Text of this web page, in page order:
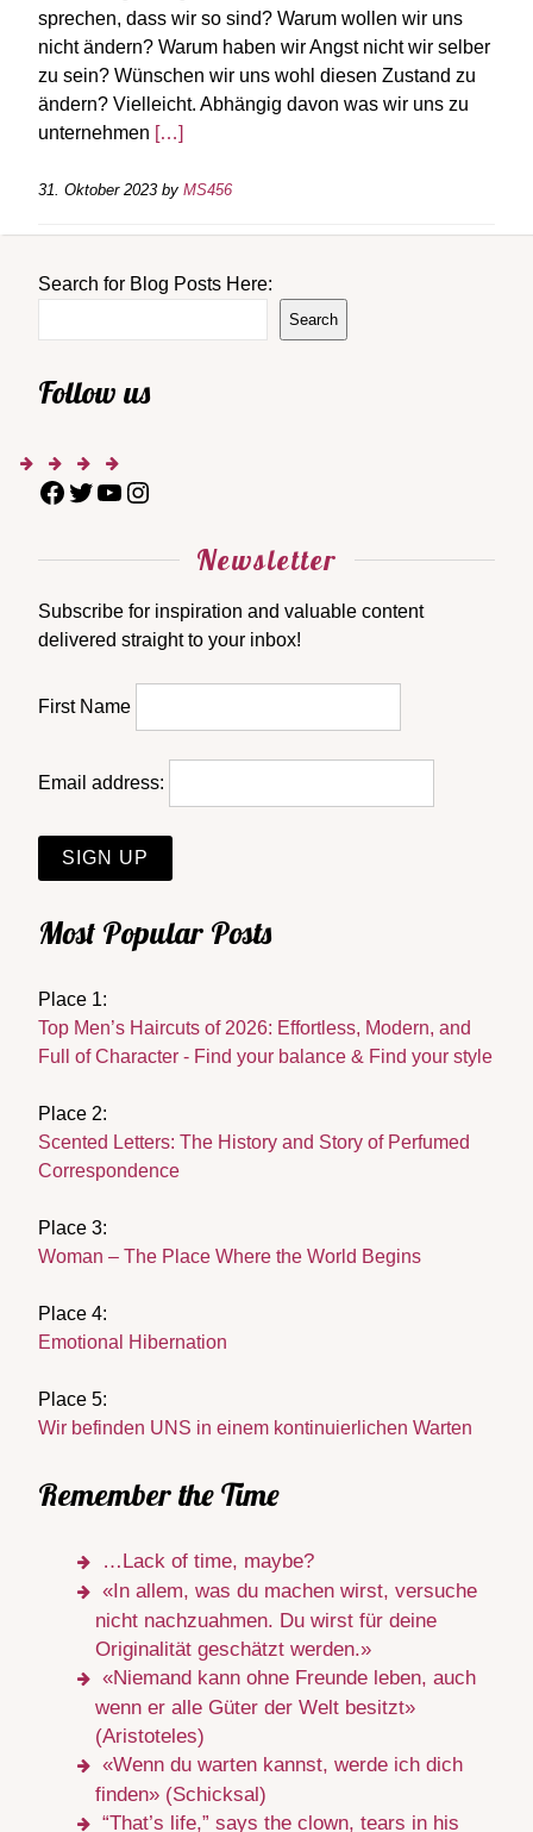
sprechen, dass wir so sind? Warum wollen wir uns
nicht ändern? Warum haben wir Angst nicht wir selber
zu sein? Wünschen wir uns wohl diesen Zustand zu
ändern? Vielleicht. Abhängig davon was wir uns zu
unternehmen […]
31. Oktober 2023 by MS456
Search for Blog Posts Here:
Search
Follow us
Newsletter
Subscribe for inspiration and valuable content
delivered straight to your inbox!
First Name
Email address:
Most Popular Posts
Place 1:
Top Men’s Haircuts of 2026: Effortless, Modern, and
Full of Character - Find your balance & Find your style
Place 2:
Scented Letters: The History and Story of Perfumed
Correspondence
Place 3:
Woman – The Place Where the World Begins
Place 4:
Emotional Hibernation
Place 5:
Wir befinden UNS in einem kontinuierlichen Warten
Remember the Time
…Lack of time, maybe?
«In allem, was du machen wirst, versuche
nicht nachzuahmen. Du wirst für deine
Originalität geschätzt werden.»
«Niemand kann ohne Freunde leben, auch
wenn er alle Güter der Welt besitzt»
(Aristoteles)
«Wenn du warten kannst, werde ich dich
finden» (Schicksal)
“That’s life,” says the clown, tears in his